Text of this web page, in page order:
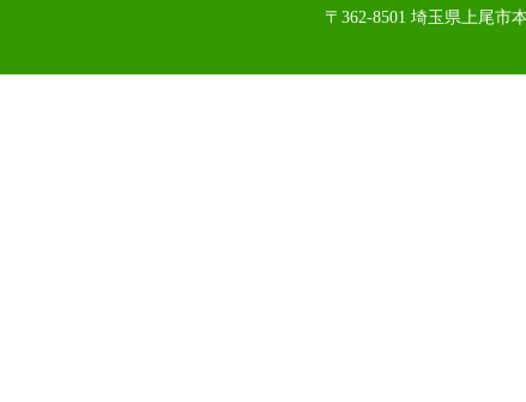
〒362-8501 埼玉県上尾市